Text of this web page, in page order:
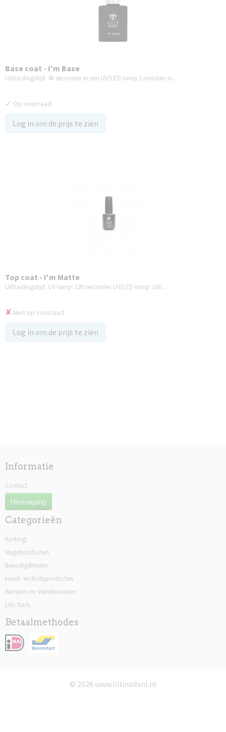
Base coat - I'm Base
Uithardingstijd: 40 seconden in een UV/LED-lamp 2 minuten in…
✓ Op voorraad
Log in om de prijs te zien
Top coat - I'm Matte
Uithardingstijd: UV-lamp: 120 seconden UV/LED-lamp: 100…
✘ Niet op voorraad
Log in om de prijs te zien
Informatie
Contact
Herroeping
Categorieën
Korting!
Nagelproducten
Benodigdheden
Hand- en Bodyproducten
Wimpers en Wenkbrauwen
Lilly Nails
Betaalmethodes
© 2026 www.lillinailsnl.nl